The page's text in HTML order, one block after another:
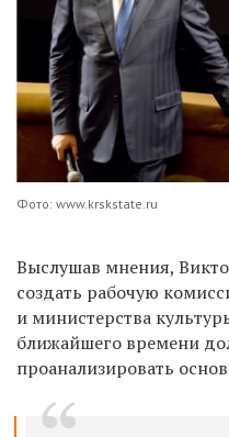
Фото: www.krskstate.ru
Выслушав мнения,
создать рабочую
и министерства
ближайшего времени
проанализировать